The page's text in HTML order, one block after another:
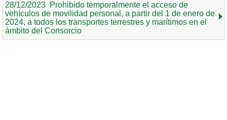
28/12/2023 Prohibido temporalmente el acceso de
vehículos de movilidad personal, a partir del 1 de enero de
2024, a todos los transportes terrestres y marítimos en el
ámbito del Consorcio